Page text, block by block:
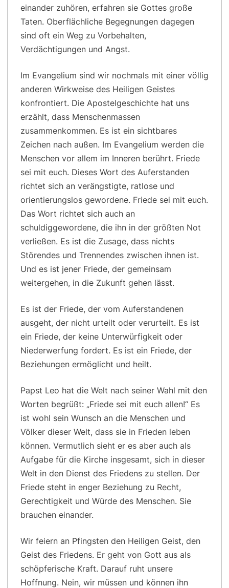
einander zuhören, erfahren sie Gottes große
Taten. Oberflächliche Begegnungen dagegen
sind oft ein Weg zu Vorbehalten,
Verdächtigungen und Angst.
Im Evangelium sind wir nochmals mit einer völlig
anderen Wirkweise des Heiligen Geistes
konfrontiert. Die Apostelgeschichte hat uns
erzählt, dass Menschenmassen
zusammenkommen. Es ist ein sichtbares
Zeichen nach außen. Im Evangelium werden die
Menschen vor allem im Inneren berührt. Friede
sei mit euch. Dieses Wort des Auferstanden
richtet sich an verängstigte, ratlose und
orientierungslos gewordene. Friede sei mit euch.
Das Wort richtet sich auch an
schuldiggewordene, die ihn in der größten Not
verließen. Es ist die Zusage, dass nichts
Störendes und Trennendes zwischen ihnen ist.
Und es ist jener Friede, der gemeinsam
weitergehen, in die Zukunft gehen lässt.
Es ist der Friede, der vom Auferstandenen
ausgeht, der nicht urteilt oder verurteilt. Es ist
ein Friede, der keine Unterwürfigkeit oder
Niederwerfung fordert. Es ist ein Friede, der
Beziehungen ermöglicht und heilt.
Papst Leo hat die Welt nach seiner Wahl mit den
Worten begrüßt: „Friede sei mit euch allen!“ Es
ist wohl sein Wunsch an die Menschen und
Völker dieser Welt, dass sie in Frieden leben
können. Vermutlich sieht er es aber auch als
Aufgabe für die Kirche insgesamt, sich in dieser
Welt in den Dienst des Friedens zu stellen. Der
Friede steht in enger Beziehung zu Recht,
Gerechtigkeit und Würde des Menschen. Sie
brauchen einander.
Wir feiern an Pfingsten den Heiligen Geist, den
Geist des Friedens. Er geht von Gott aus als
schöpferische Kraft. Darauf ruht unsere
Hoffnung. Nein, wir müssen und können ihn